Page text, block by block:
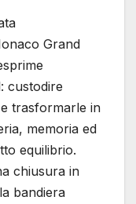
Grand
custodire
trasformarle in
memoria ed
equilibrio.
chiusura in
bandiera